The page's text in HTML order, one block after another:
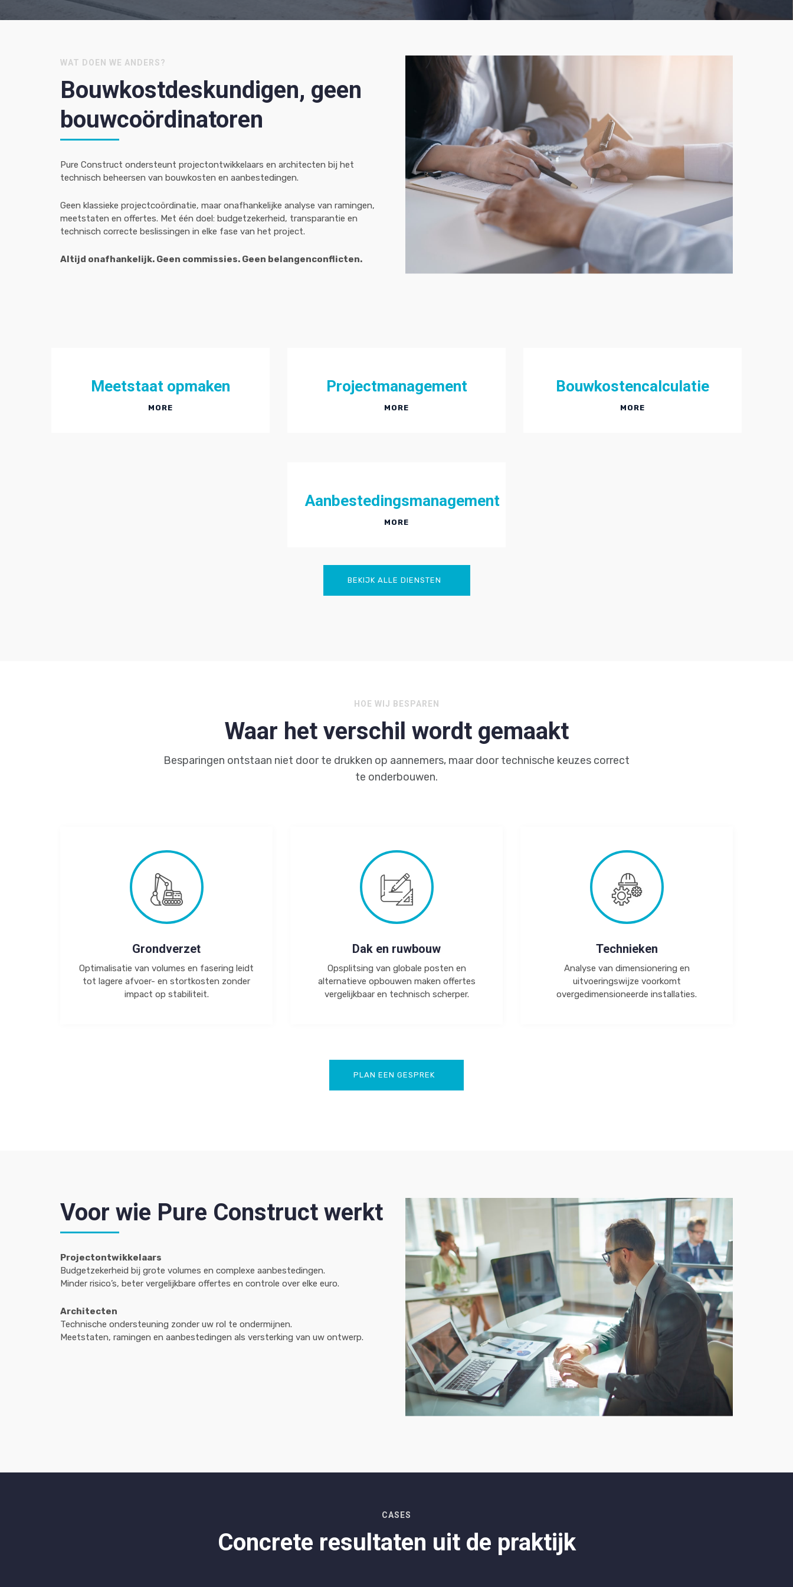
WAT DOEN WE ANDERS?
Bouwkostdeskundigen, geen
bouwcoördinatoren
Pure Construct ondersteunt projectontwikkelaars en architecten bij het
technisch beheersen van bouwkosten en aanbestedingen.
Geen klassieke projectcoördinatie, maar onafhankelijke analyse van ramingen,
meetstaten en offertes. Met één doel: budgetzekerheid, transparantie en
technisch correcte beslissingen in elke fase van het project.
Altijd onafhankelijk. Geen commissies. Geen belangenconflicten.
Meetstaat opmaken
MORE
Projectmanagement
MORE
Bouwkostencalculatie
MORE
Aanbestedingsmanagement
MORE
BEKIJK ALLE DIENSTEN
HOE WIJ BESPAREN
Waar het verschil wordt gemaakt
Besparingen ontstaan niet door te drukken op aannemers, maar door technische keuzes correct
te onderbouwen.
Grondverzet
Optimalisatie van volumes en fasering leidt
tot lagere afvoer- en stortkosten zonder
impact op stabiliteit.
Dak en ruwbouw
Opsplitsing van globale posten en
alternatieve opbouwen maken offertes
vergelijkbaar en technisch scherper.
Technieken
Analyse van dimensionering en
uitvoeringswijze voorkomt
overgedimensioneerde installaties.
PLAN EEN GESPREK
Voor wie Pure Construct werkt
Projectontwikkelaars
Budgetzekerheid bij grote volumes en complexe aanbestedingen.
Minder risico’s, beter vergelijkbare offertes en controle over elke euro.
Architecten
Technische ondersteuning zonder uw rol te ondermijnen.
Meetstaten, ramingen en aanbestedingen als versterking van uw ontwerp.
CASES
Concrete resultaten uit de praktijk